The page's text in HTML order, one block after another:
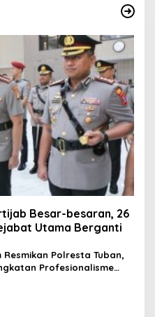
Besar-besaran, 26
Utama Berganti
Polresta Tuban,
Profesionalisme